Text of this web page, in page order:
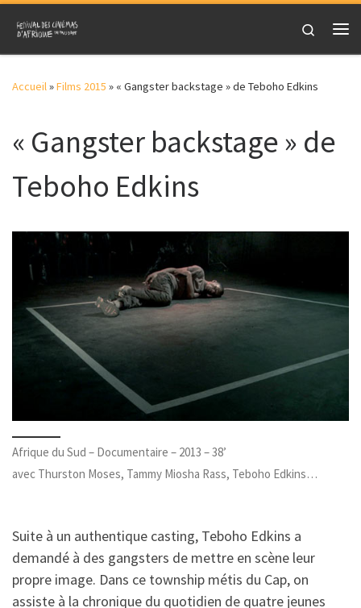
Skip to content
Search
Accueil»Films 2015 » « Gangster backstage » de Teboho Edkins
« Gangster backstage » de
Teboho Edkins
Afrique du Sud – Documentaire – 2013 – 38’
avec Thurston Moses, Tammy Miosha Rass, Teboho Edkins…
Suite à un authentique casting, Teboho Edkins a
demandé à des gangsters de mettre en scène leur
propre image. Dans ce township métis du Cap, on
assiste à la chronique du quotidien de quatre jeunes